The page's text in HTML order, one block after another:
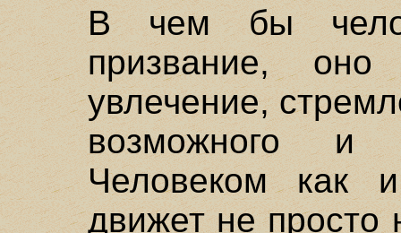
В чем бы
призвание, оно
увлечение,
возможного и
Человеком как
движет не просто